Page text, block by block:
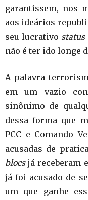
garantissem, nos
aos ideários
seu lucrativo status
não é ter ido longe
A palavra
em um vazio
sinônimo de
dessa forma que
PCC e Comando
acusadas de
blocsjá receberam
já foi acusado de
um que ganhe